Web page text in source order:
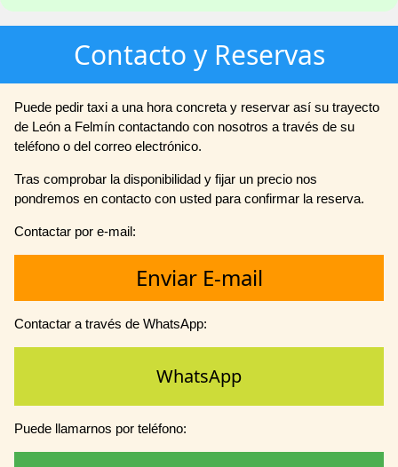
Contacto y Reservas
Puede pedir taxi a una hora concreta y reservar así su trayecto
de León a Felmín contactando con nosotros a través de su
teléfono o del correo electrónico.
Tras comprobar la disponibilidad y fijar un precio nos
pondremos en contacto con usted para confirmar la reserva.
Contactar por e-mail:
Enviar E-mail
Contactar a través de WhatsApp:
WhatsApp
Puede llamarnos por teléfono: